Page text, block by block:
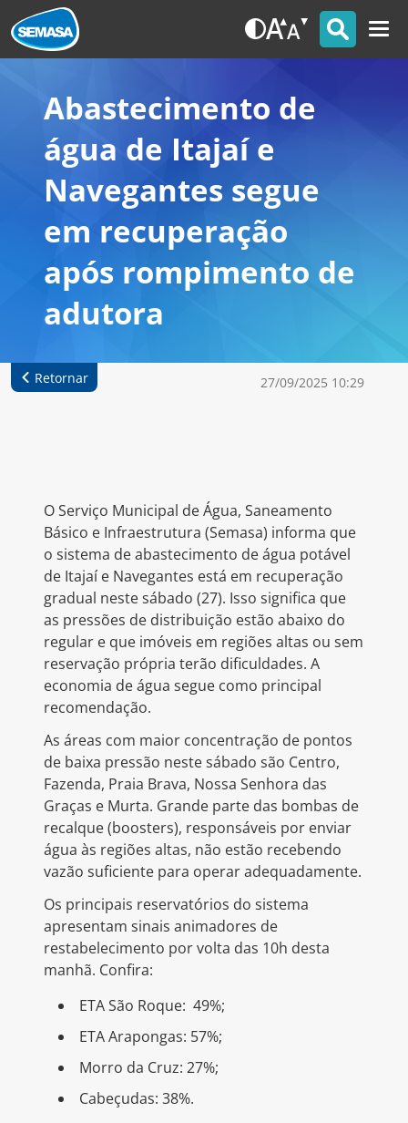
Abastecimento de
água de Itajaí e
Navegantes segue
em recuperação
após rompimento de
adutora
Retornar 27/09/2025 10:29
O Serviço Municipal de Água, Saneamento
Básico e Infraestrutura (Semasa) informa que
o sistema de abastecimento de água potável
de Itajaí e Navegantes está em recuperação
gradual neste sábado (27). Isso significa que
as pressões de distribuição estão abaixo do
regular e que imóveis em regiões altas ou sem
reservação própria terão dificuldades. A
economia de água segue como principal
recomendação.
As áreas com maior concentração de pontos
de baixa pressão neste sábado são Centro,
Fazenda, Praia Brava, Nossa Senhora das
Graças e Murta. Grande parte das bombas de
recalque (boosters), responsáveis por enviar
água às regiões altas, não estão recebendo
vazão suficiente para operar adequadamente.
Os principais reservatórios do sistema
apresentam sinais animadores de
restabelecimento por volta das 10h desta
manhã. Confira:
ETA São Roque: 49%;
ETA Arapongas: 57%;
Morro da Cruz: 27%;
Cabeçudas: 38%.